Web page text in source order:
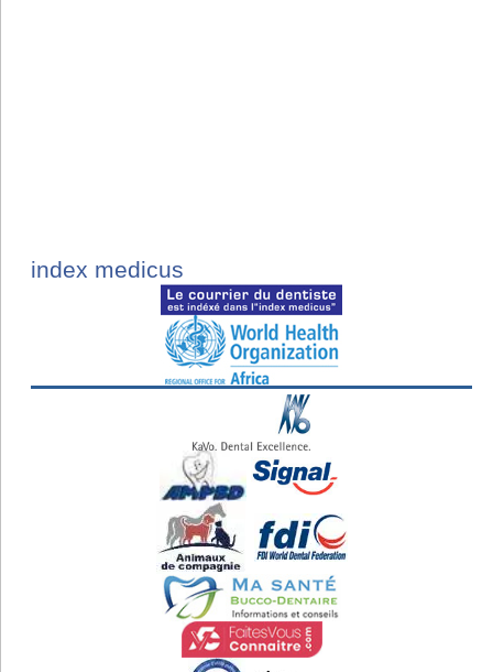
index medicus